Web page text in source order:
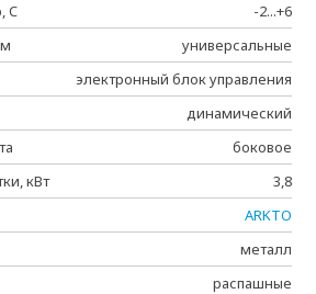
C
-2...+6
универсальные
электронный блок управления
динамический
боковое
кВт
3,8
ARKTO
металл
распашные